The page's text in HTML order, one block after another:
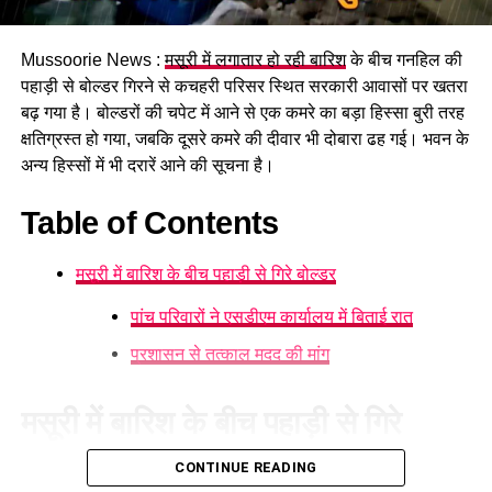
पढ़े धामी कैबिनेट के प्रमुख फैसले
GST संशोधित अध्यादेश को मंजूरी।
नैनीताल हाईकोर्ट के लिए हल्द्वानी गौलापार में 30 हेक्टेयर जमीन
देने का फैसला।
राज्य क्रीड़ा विश्वविद्यालय हल्द्वानी के लिए 122 पदों के सृजन को
जल जीवन मिशन में केंद्र की गाइडलाइंस लागू होंगी।
कुष्ठ रोग से पीड़ित व्यक्ति भी सहकारी समिति का सदस्य बन
मेरठ से हरिद्वार तक गंगा एक्सप्रेसवे विस्तार के लिए यूपी से
समझौता होगा।
संशोधन
Mussoorie News :मसूरी में लगातार हो रही बारिशके बीच गनहिल की
पहाड़ी से बोल्डर गिरने से कचहरी परिसर स्थित सरकारी आवासों पर खतरा
बढ़ गया है। बोल्डरों की चपेट में आने से एक कमरे का बड़ा हिस्सा बुरी तरह
क्षतिग्रस्त हो गया, जबकि दूसरे कमरे की दीवार भी दोबारा ढह गई। भवन के
अन्य हिस्सों में भी दरारें आने की सूचना है।
Table of Contents
मसूरी में बारिश के बीच पहाड़ी से गिरे बोल्डर
पांच परिवारों ने एसडीएम कार्यालय में बिताई रात
प्रशासन से तत्काल मदद की मांग
CONTINUE READING